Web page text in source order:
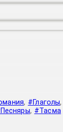
, #Глаголы,
, #Тасма